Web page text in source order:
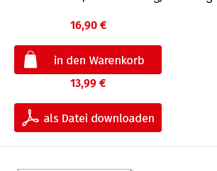
16,90 €
13,99 €